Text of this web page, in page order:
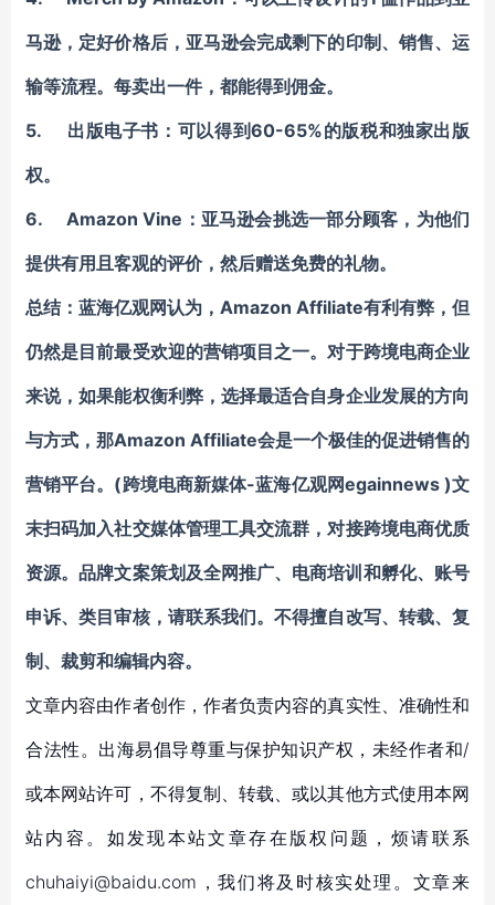
马逊，定好价格后，亚马逊会完成剩下的印制、销售、运
输等流程。每卖出一件，都能得到佣金。
5. 出版电子书：可以得到60-65%的版税和独家出版
权。
6. Amazon Vine：亚马逊会挑选一部分顾客，为他们
提供有用且客观的评价，然后赠送免费的礼物。
总结： 蓝海亿观网认为，Amazon Affiliate有利有弊，但
仍然是目前最受欢迎的营销项目之一。对于跨境电商企业
来说，如果能权衡利弊，选择最适合自身企业发展的方向
与方式，那Amazon Affiliate会是一个极佳的促进销售的
营销平台。(跨境电商新媒体-蓝海亿观网egainnews )文
末扫码加入社交媒体管理工具交流群，对接跨境电商优质
资源。品牌文案策划及全网推广、电商培训和孵化、账号
申诉、类目审核，请联系我们。不得擅自改写、转载、复
制、裁剪和编辑内容。
文章内容由作者创作，作者负责内容的真实性、准确性和
合法性。出海易倡导尊重与保护知识产权，未经作者和/
或本网站许可，不得复制、转载、或以其他方式使用本网
站内容。如发现本站文章存在版权问题，烦请联系
chuhaiyi@baidu.com，我们将及时核实处理。文章来